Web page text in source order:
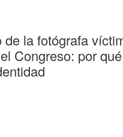
de la fotógrafa
Congreso: por